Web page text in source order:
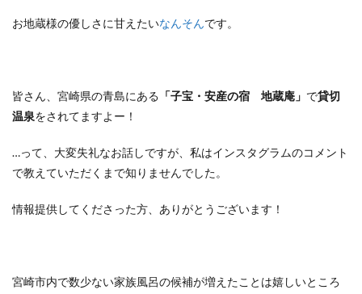
お地蔵様の優しさに甘えたいなんそんです。
皆さん、宮崎県の青島にある 「子宝・安産の宿 地蔵庵」 で貸切
温泉をされてますよー！
…って、大変失礼なお話しですが、私はインスタグラムのコメント
で教えていただくまで知りませんでした。
情報提供してくださった方、ありがとうございます！
宮崎市内で数少ない家族風呂の候補が増えたことは嬉しいところ